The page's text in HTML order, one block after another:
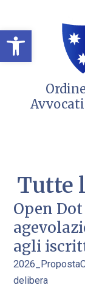
Open toolbar
contenuto
Tutte
Open
agli
delibera